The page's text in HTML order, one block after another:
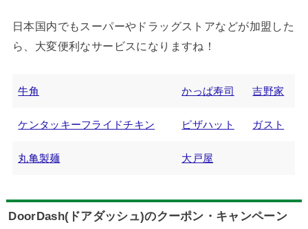
日本国内でもスーパーやドラッグストアなどが加盟した
ら、大変便利なサービスになりますね！
牛角 かっぱ寿司 吉野家
ケンタッキーフライドチキン ピザハット ガスト
丸亀製麺 大戸屋
DoorDash(ドアダッシュ)のクーポン・キャンペーン